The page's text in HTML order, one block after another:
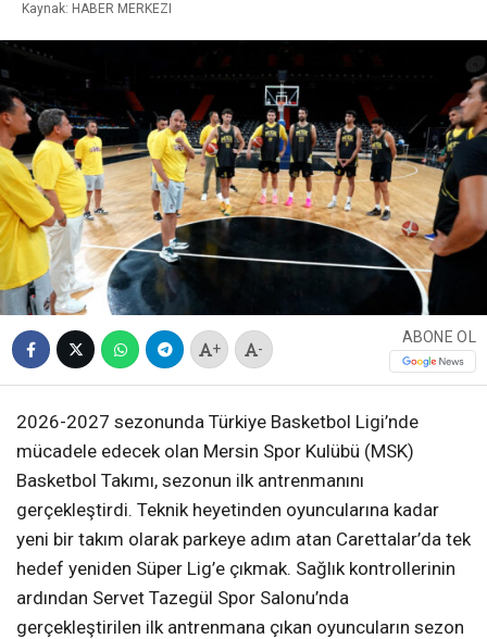
Kaynak: HABER MERKEZI
+ -
ABONE OL
2026-2027 sezonunda Türkiye Basketbol Ligi’nde
mücadele edecek olan Mersin Spor Kulübü (MSK)
Basketbol Takımı, sezonun ilk antrenmanını
gerçekleştirdi. Teknik heyetinden oyuncularına kadar
yeni bir takım olarak parkeye adım atan Carettalar’da tek
hedef yeniden Süper Lig’e çıkmak. Sağlık kontrollerinin
ardından Servet Tazegül Spor Salonu’nda
gerçekleştirilen ilk antrenmana çıkan oyuncuların sezon